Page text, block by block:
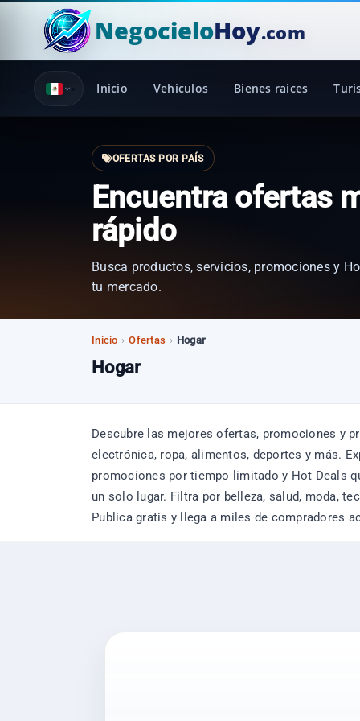
NegocieloHoy.com
Inicio Vehiculos Bienes raices
OFERTAS POR PAÍS
Encuentra ofertas
rápido
Busca productos, servicios, promociones y
tu mercado.
Inicio › Ofertas › Hogar
Hogar
Descubre las mejores ofertas, promociones y
electrónica, ropa, alimentos, deportes y más.
promociones por tiempo limitado y Hot Deals
un solo lugar. Filtra por belleza, salud, moda,
Publica gratis y llega a miles de compradores